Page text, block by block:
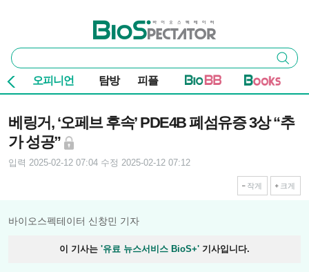
바이오스펙테이터
통
합
검
색
검색
오피니언 탐방 피플
베링거, ‘오페브 후속’ PDE4B 폐섬유증 3상 “추
가 성공”
입력 2025-02-12 07:04 수정 2025-02-12 07:12
작게 크게
바이오스펙테이터 신창민 기자
이 기사는 '유료 뉴스서비스 BioS+' 기사입니다.